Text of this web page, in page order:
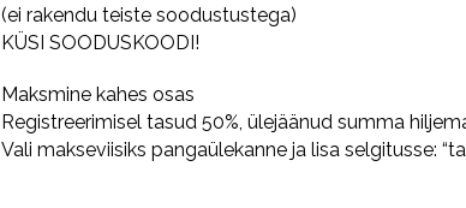
(ei rakendu teiste soodustustega)
KÜSI SOODUSKOODI!
Maksmine kahes osas
Registreerimisel tasud 50%, ülejäänud summa
Vali makseviisiks pangaülekanne ja lisa selgitusse: